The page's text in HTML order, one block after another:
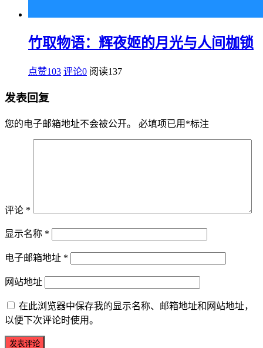
竹取物语：辉夜姬的月光与人间枷锁
点赞103 评论0 阅读137
发表回复
您的电子邮箱地址不会被公开。 必填项已用 *标注
评论 *
显示名称 *
电子邮箱地址 *
网站地址
在此浏览器中保存我的显示名称、邮箱地址和网站地址，
以便下次评论时使用。